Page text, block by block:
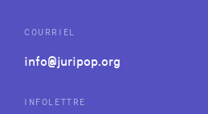
COURRIEL
info@juripop.org
INFOLETTRE